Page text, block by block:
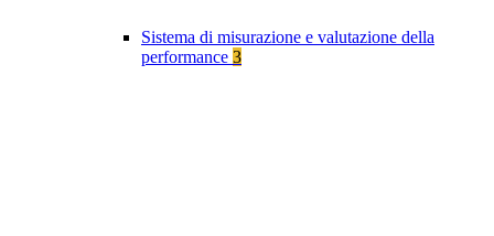
Sistema di misurazione e valutazione della
performance 3